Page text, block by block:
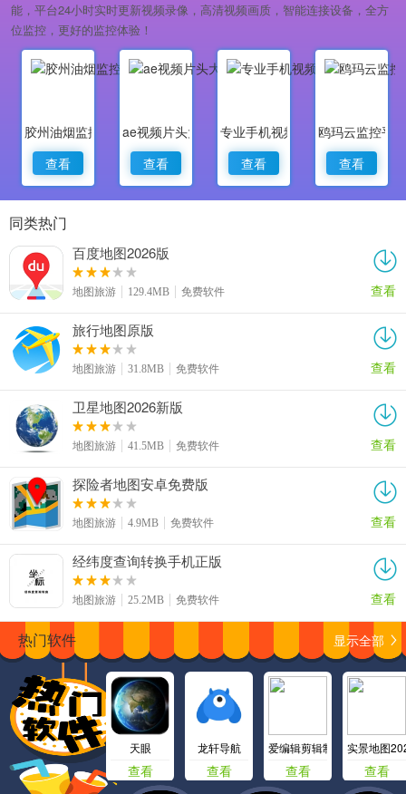
能，平台24小时实时更新视频录像，高清视频画质，智能连接设备，全方
位监控，更好的监控体验！
胶州油烟监控
查看
ae视频片头大师
查看
专业手机视频监控
查看
鸥玛云监控平
查看
同类热门
百度地图2026版
地图旅游 129.4MB 免费软件 查看
旅行地图原版
地图旅游 31.8MB 免费软件 查看
卫星地图2026新版
地图旅游 41.5MB 免费软件 查看
探险者地图安卓免费版
地图旅游 4.9MB 免费软件 查看
经纬度查询转换手机正版
地图旅游 25.2MB 免费软件 查看
热门软件 显示全部
天眼
查看
龙轩导航
查看
爱编辑剪辑制作最新版
查看
实景地图
查看